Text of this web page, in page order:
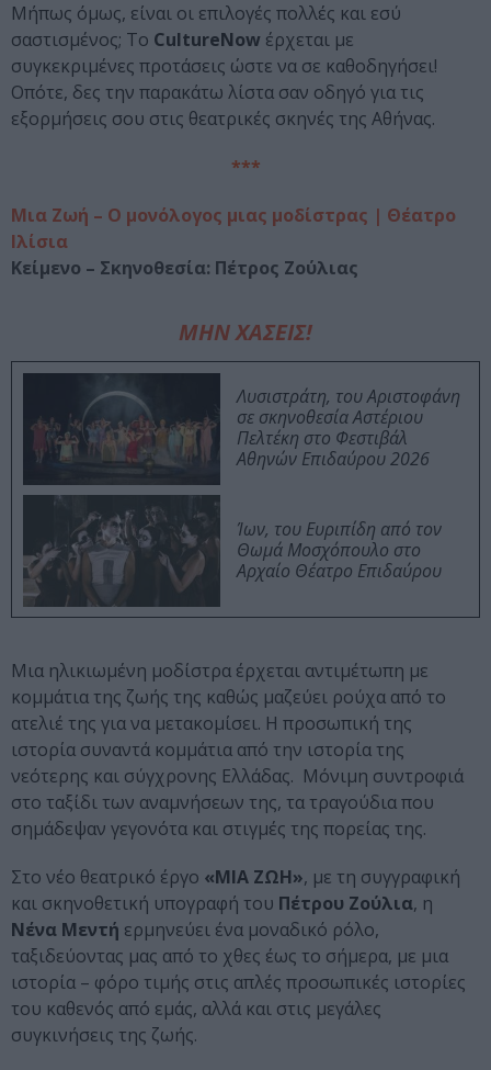
Μήπως όμως, είναι οι επιλογές πολλές και εσύ
σαστισμένος; Τo CultureNow έρχεται με
συγκεκριμένες προτάσεις ώστε να σε καθοδηγήσει!
Οπότε, δες την παρακάτω λίστα σαν οδηγό για τις
εξορμήσεις σου στις θεατρικές σκηνές της Αθήνας.
***
Μια Ζωή – Ο μονόλογος μιας μοδίστρας | Θέατρο
Ιλίσια
Κείμενο – Σκηνοθεσία: Πέτρος Ζούλιας
ΜΗΝ ΧΑΣΕΙΣ!
Λυσιστράτη, του Αριστοφάνη
σε σκηνοθεσία Αστέριου
Πελτέκη στο Φεστιβάλ
Αθηνών Επιδαύρου 2026
Ίων, του Ευριπίδη από τον
Θωμά Μοσχόπουλο στο
Αρχαίο Θέατρο Επιδαύρου
Μια ηλικιωμένη μοδίστρα έρχεται αντιμέτωπη με
κομμάτια της ζωής της καθώς μαζεύει ρούχα από το
ατελιέ της για να μετακομίσει. Η προσωπική της
ιστορία συναντά κομμάτια από την ιστορία της
νεότερης και σύγχρονης Ελλάδας. Μόνιμη συντροφιά
στο ταξίδι των αναμνήσεων της, τα τραγούδια που
σημάδεψαν γεγονότα και στιγμές της πορείας της.
Στο νέο θεατρικό έργο «ΜΙΑ ΖΩΗ», με τη συγγραφική
και σκηνοθετική υπογραφή του Πέτρου Ζούλια, η
Νένα Μεντή ερμηνεύει ένα μοναδικό ρόλο,
ταξιδεύοντας μας από το χθες έως το σήμερα, με μια
ιστορία – φόρο τιμής στις απλές προσωπικές ιστορίες
του καθενός από εμάς, αλλά και στις μεγάλες
συγκινήσεις της ζωής.